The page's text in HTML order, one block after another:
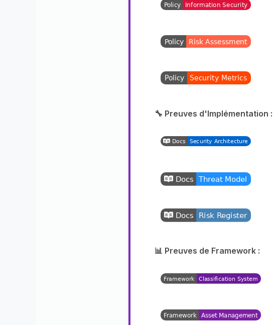
🔧 Preuves d'Implémentation :
📊 Preuves de Framework :